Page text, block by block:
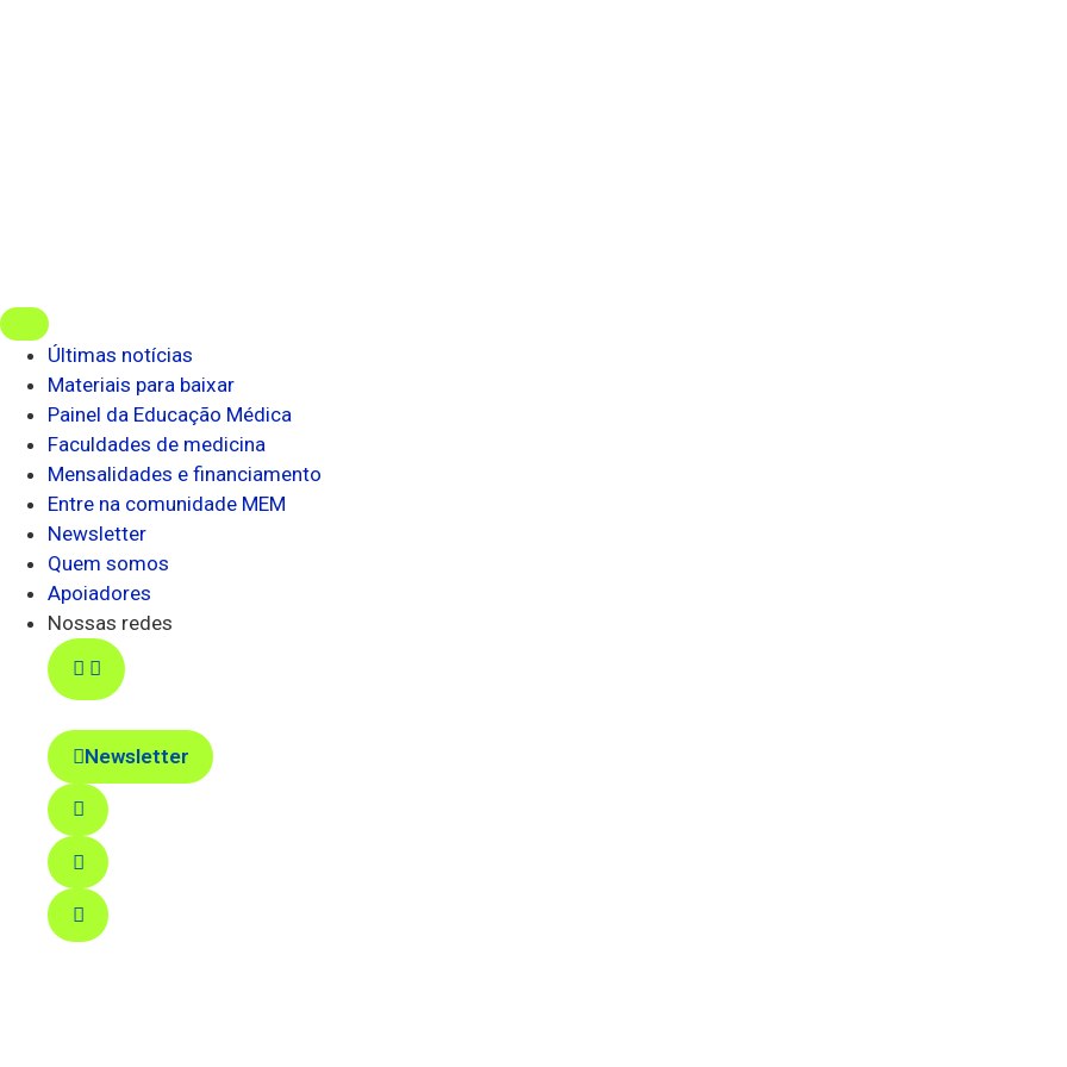
Últimas notícias
Materiais para baixar
Painel da Educação Médica
Faculdades de medicina
Mensalidades e financiamento
Entre na comunidade MEM
Newsletter
Quem somos
Apoiadores
Nossas redes
Newsletter